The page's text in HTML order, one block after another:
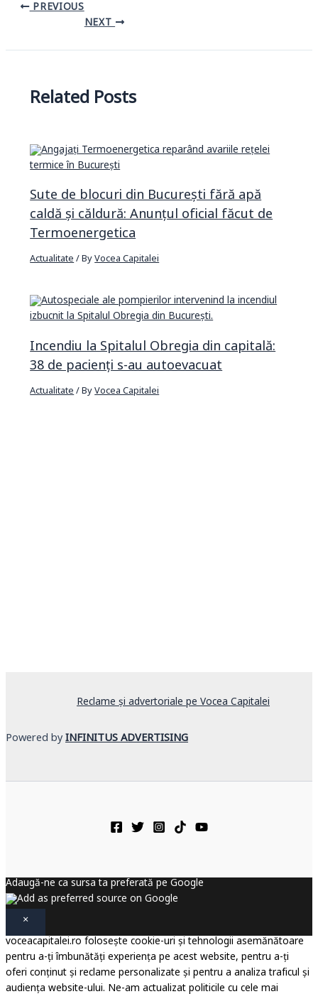
PREVIOUS
NEXT
Related Posts
Sute de blocuri din București fără apă
caldă și căldură: Anunțul oficial făcut de
Termoenergetica
Actualitate/ ByVocea Capitalei
Incendiu la Spitalul Obregia din capitală:
38 de pacienți s-au autoevacuat
Actualitate/ ByVocea Capitalei
Reclame și advertoriale pe Vocea Capitalei
Powered by INFINITUS ADVERTISING
Adaugă-ne ca sursa ta preferată pe Google
×
voceacapitalei.ro folosește cookie-uri și tehnologii asemănătoare
pentru a-ți îmbunătăți experiența pe acest website, pentru a-ți
oferi conținut și reclame personalizate și pentru a analiza traficul și
audiența website-ului. Ne-am actualizat politicile cu cele mai